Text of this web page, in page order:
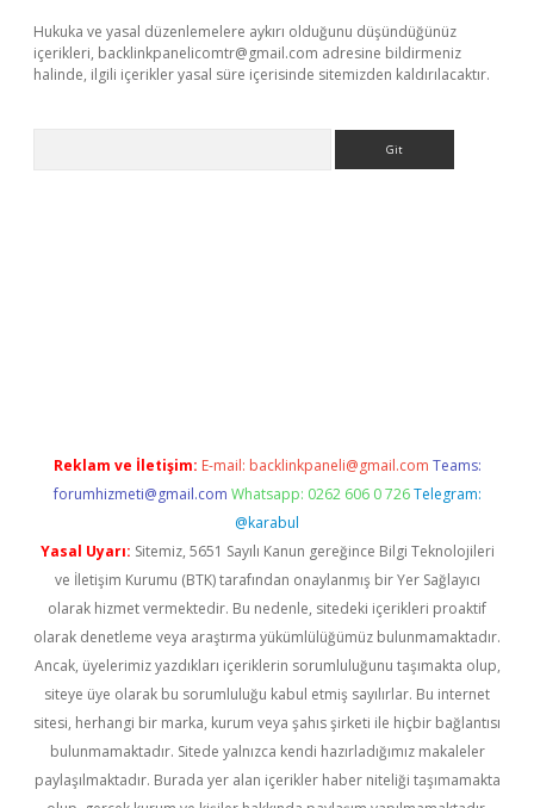
Hukuka ve yasal düzenlemelere aykırı olduğunu düşündüğünüz
içerikleri, backlinkpanelicomtr@gmail.com adresine bildirmeniz
halinde, ilgili içerikler yasal süre içerisinde sitemizden kaldırılacaktır.
Reklam ve İletişim: E-mail: backlinkpaneli@gmail.com Teams:
forumhizmeti@gmail.com Whatsapp: 0262 606 0 726 Telegram:
@karabul
Yasal Uyarı: Sitemiz, 5651 Sayılı Kanun gereğince Bilgi Teknolojileri
ve İletişim Kurumu (BTK) tarafından onaylanmış bir Yer Sağlayıcı
olarak hizmet vermektedir. Bu nedenle, sitedeki içerikleri proaktif
olarak denetleme veya araştırma yükümlülüğümüz bulunmamaktadır.
Ancak, üyelerimiz yazdıkları içeriklerin sorumluluğunu taşımakta olup,
siteye üye olarak bu sorumluluğu kabul etmiş sayılırlar. Bu internet
sitesi, herhangi bir marka, kurum veya şahıs şirketi ile hiçbir bağlantısı
bulunmamaktadır. Sitede yalnızca kendi hazırladığımız makaleler
paylaşılmaktadır. Burada yer alan içerikler haber niteliği taşımamakta